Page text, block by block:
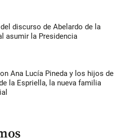
discurso de Abelardo de la
asumir la Presidencia
Ana Lucía Pineda y los hijos de
la Espriella, la nueva familia